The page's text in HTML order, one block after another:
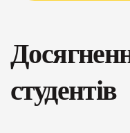
студентів